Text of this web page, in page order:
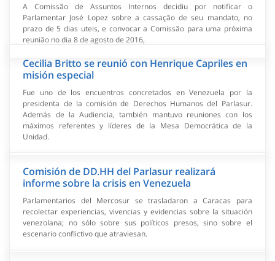
A Comissão de Assuntos Internos decidiu por notificar o
Parlamentar José Lopez sobre a cassação de seu mandato, no
prazo de 5 dias uteis, e convocar a Comissão para uma próxima
reunião no dia 8 de agosto de 2016,
Cecilia Britto se reunió con Henrique Capriles en
misión especial
Fue uno de los encuentros concretados en Venezuela por la
presidenta de la comisión de Derechos Humanos del Parlasur.
Además de la Audiencia, también mantuvo reuniones con los
máximos referentes y líderes de la Mesa Democrática de la
Unidad.
Comisión de DD.HH del Parlasur realizará
informe sobre la crisis en Venezuela
Parlamentarios del Mercosur se trasladaron a Caracas para
recolectar experiencias, vivencias y evidencias sobre la situación
venezolana; no sólo sobre sus políticos presos, sino sobre el
escenario conflictivo que atraviesan.